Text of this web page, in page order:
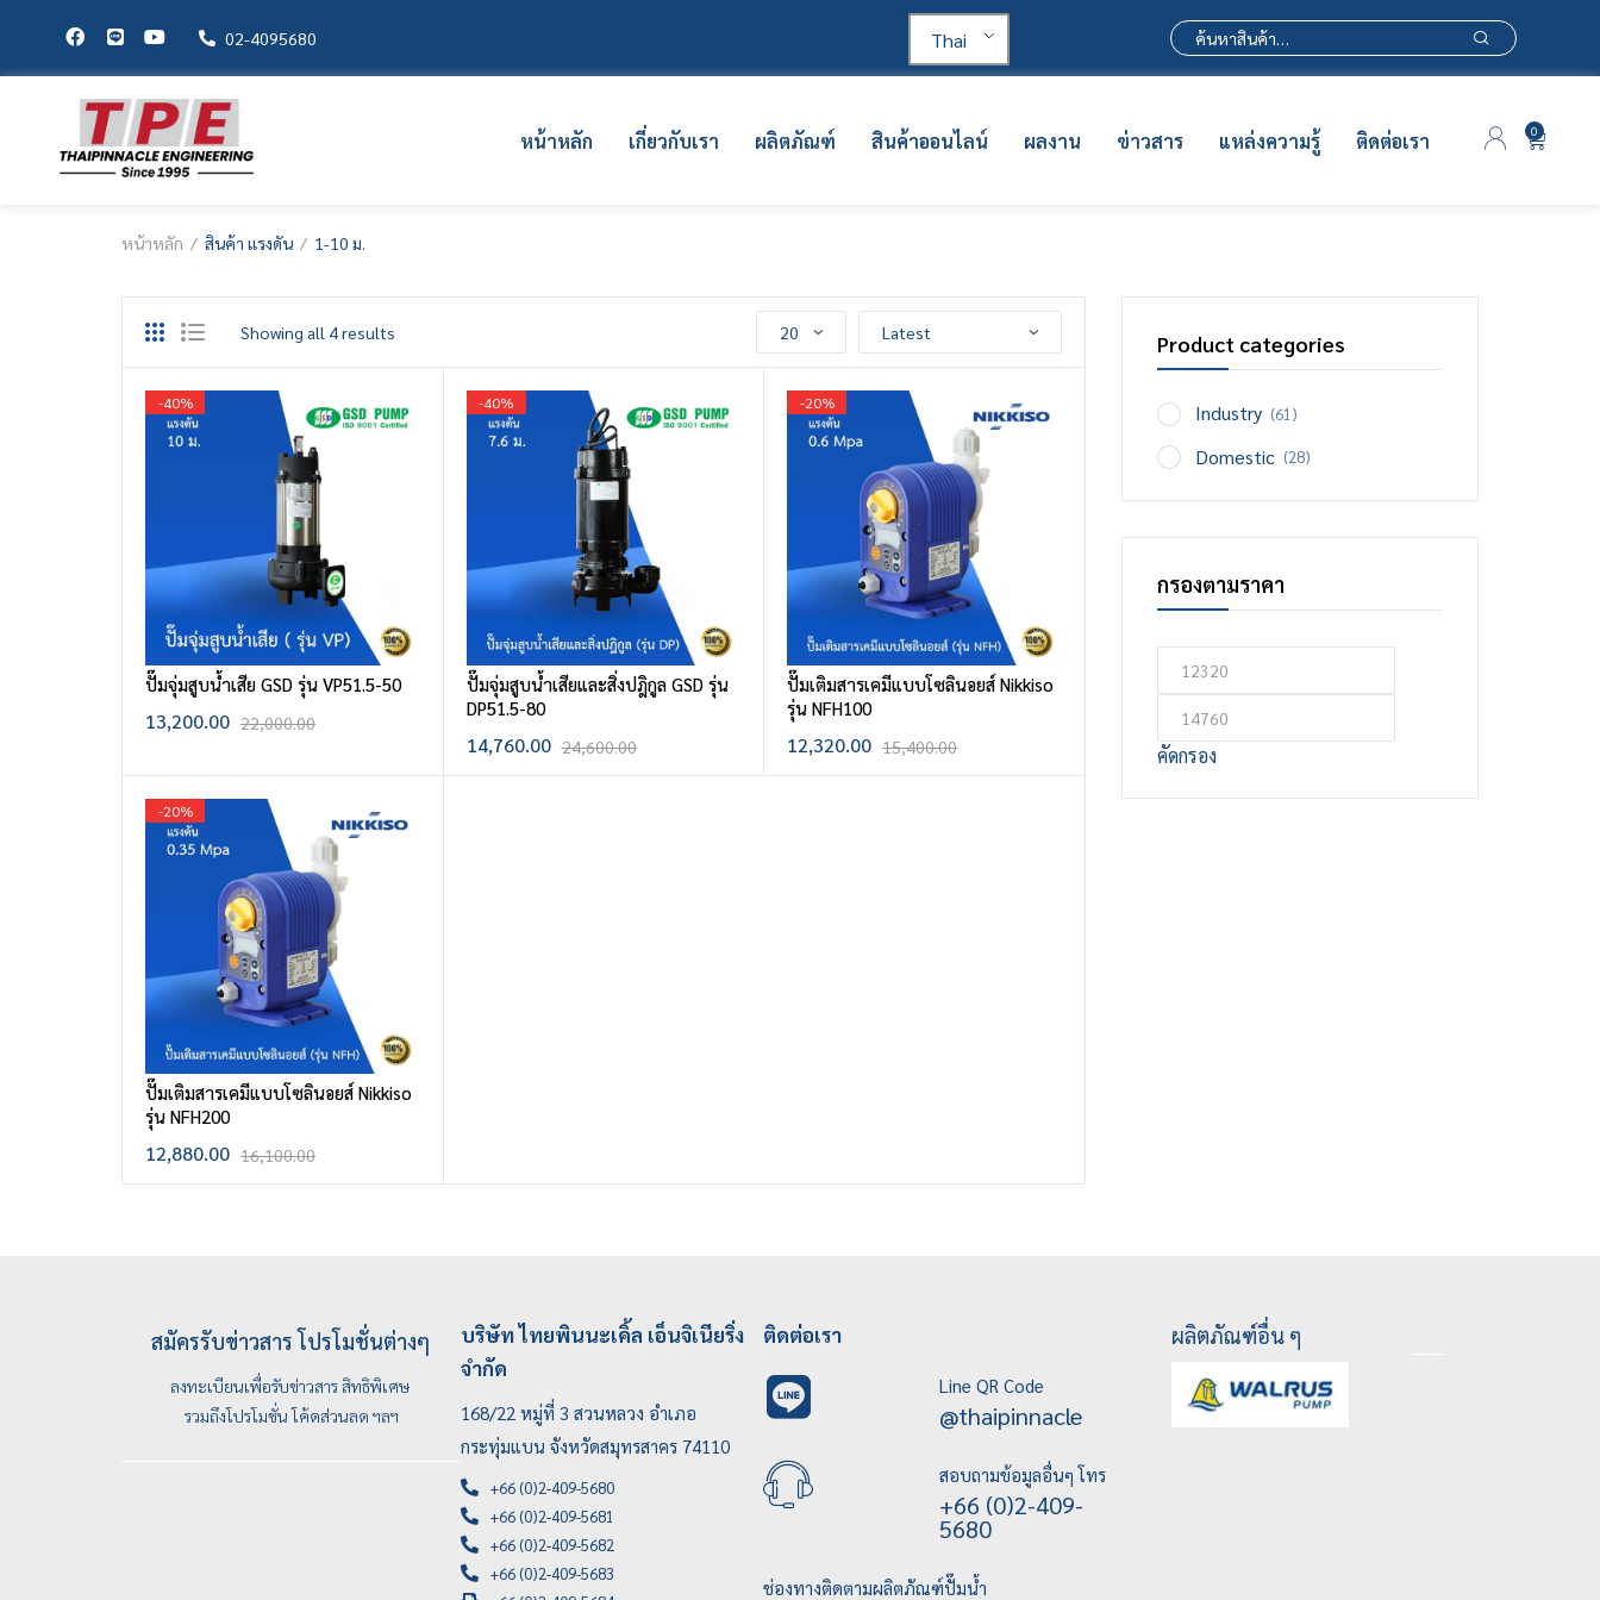
02-4095680 Thai
0
หน้าหลัก เกี่ยวกับเรา ผลิตภัณฑ์ สินค้าออนไลน์ ผลงาน ข่าวสาร แหล่งความรู้ ติดต่อเรา
หน้าหลัก สินค้า แรงดัน 1-10 ม.
Showing all 4 results
-40%
ปั๊มจุ่มสูบน้ำเสีย GSD รุ่น VP51.5-50
22,000.00
13,200.00
-40%
ปั๊มจุ่มสูบน้ำเสียและสิ่งปฎิกูล GSD รุ่น
DP51.5-80
24,600.00
14,760.00
-20%
ปั๊มเติมสารเคมีแบบโซลินอยส์ Nikkiso
รุ่น NFH100
15,400.00
12,320.00
-20%
ปั๊มเติมสารเคมีแบบโซลินอยส์ Nikkiso
รุ่น NFH200
16,100.00
12,880.00
Product categories
Industry (61)
Domestic (28)
กรองตามราคา
คัดกรอง
สมัครรับข่าวสาร โปรโมชั่นต่างๆ
ลงทะเบียนเพื่อรับข่าวสาร สิทธิพิเศษ
รวมถึงโปรโมชั่น โค้ดส่วนลด ฯลฯ
บริษัท ไทยพินนะเคิ้ล เอ็นจิเนียริ่ง
จำกัด
168/22 หมู่ที่ 3 สวนหลวง อำเภอ
กระทุ่มแบน จังหวัดสมุทรสาคร 74110
+66 (0)2-409-5680
+66 (0)2-409-5681
+66 (0)2-409-5682
+66 (0)2-409-5683
ติดต่อเรา
Line QR Code
@thaipinnacle
สอบถามข้อมูลอื่นๆ โทร
+66 (0)2-409-
5680
ช่องทางติดตามผลิตภัณฑ์ปั๊มน้ำ
ผลิตภัณฑ์อื่น ๆ